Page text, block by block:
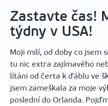
Zastavte čas!
týdny v USA!
Moji milí, od doby co jsem
tu nic extra zajímavého
lítáni od čerta k ďáblu ve
jsem zameškala za moje
poslední do Orlanda.